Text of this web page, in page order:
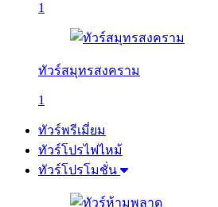
1
ทัวร์สมุทรสงคราม
1
ทัวร์พรีเมี่ยม
ทัวร์โปรไฟไหม้
ทัวร์โปรโมชั่น